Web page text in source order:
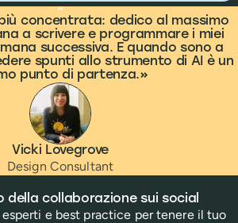
“
concentrata: dedico al massimo
a scrivere e programmare i miei
successiva. E quando sono a
spunti allo strumento di AI è un
punto di partenza.
Vicki Lovegrove
Design Consultant
della collaborazione sui social
e best practice per tenere il tuo